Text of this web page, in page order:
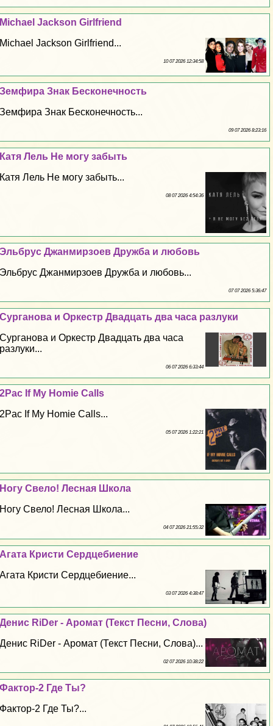
Michael Jackson Girlfriend
Michael Jackson Girlfriend...
10 07 2026 12:34:58
Земфира Знак Бесконечность
Земфира Знак Бесконечность...
09 07 2026 8:23:16
Катя Лель Не могу забыть
Катя Лель Не могу забыть...
08 07 2026 4:54:36
Эльбрус Джанмирзоев Дружба и любовь
Эльбрус Джанмирзоев Дружба и любовь...
07 07 2026 5:36:47
Сурганова и Оркестр Двадцать два часа разлуки
Сурганова и Оркестр Двадцать два часа
разлуки...
06 07 2026 6:33:44
2Pac If My Homie Calls
2Pac If My Homie Calls...
05 07 2026 1:22:21
Ногу Свело! Лесная Школа
Ногу Свело! Лесная Школа...
04 07 2026 21:55:32
Агата Кристи Сердцебиение
Агата Кристи Сердцебиение...
03 07 2026 4:38:47
Денис RiDer - Аромат (Текст Песни, Слова)
Денис RiDer - Аромат (Текст Песни, Слова)...
02 07 2026 10:38:22
Фактор-2 Где Ты?
Фактор-2 Где Ты?...